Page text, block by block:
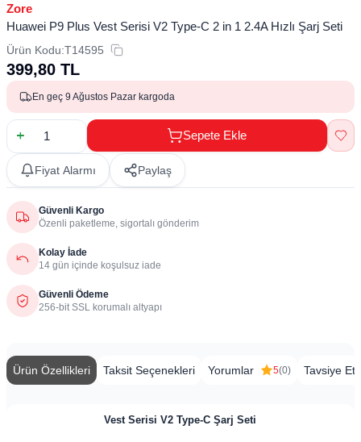
Zore
Huawei P9 Plus Vest Serisi V2 Type-C 2 in 1 2.4A Hızlı Şarj Seti
Ürün Kodu:T14595
399,80 TL
En geç 9 Ağustos Pazar kargoda
Sepete Ekle
Fiyat Alarmı Paylaş
Güvenli Kargo
Özenli paketleme, sigortalı gönderim
Kolay İade
14 gün içinde koşulsuz iade
Güvenli Ödeme
256-bit SSL korumalı altyapı
Ürün Özellikleri Taksit Seçenekleri Yorumlar 5(0) Tavsiye Et
Vest Serisi V2 Type-C Şarj Seti